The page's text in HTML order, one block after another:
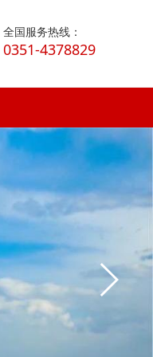
全国服务热线：
0351-4378829